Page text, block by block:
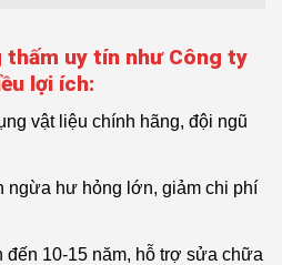
thấm uy tín như Công ty
lợi ích:
vật liệu chính hãng, đội ngũ
ngừa hư hỏng lớn, giảm chi phí
đến 10-15 năm, hỗ trợ sửa chữa